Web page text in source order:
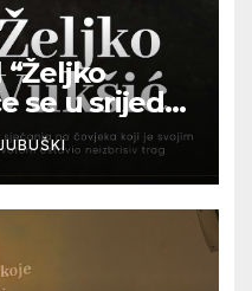
se u srijedu